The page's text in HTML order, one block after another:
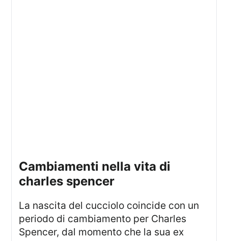
cambiamenti nella vita di
charles spencer
La nascita del cucciolo coincide con un
periodo di cambiamento per Charles
Spencer, dal momento che la sua ex